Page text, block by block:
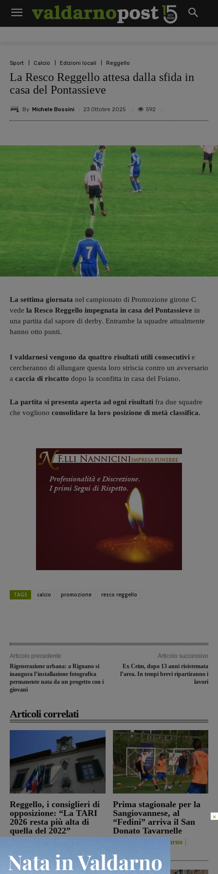
Sport Calcio Edizioni locali Reggello
La Resco Reggello attesa dalla sfida in
casa del Pontassieve
By Michele Bossini 23 Ottobre 2025 592
La settima giornata nel campionato di Promozione girone C
vede la Resco Reggello impegnata in casa del Pontassieve in
una partita dal sapore di derby. Entrambe la squadre attualmente
hanno otto punti.
I valdarnesi vengono da quattro risultati utili consecutivi e
cercheranno di allungare questa loro striscia contro un avversario
a caccia di riscatto dopo la sconfitta in casa del Foiano.
La partita si presenta aperta ad ogni risultati fra due squadre
che vogliono consolidare la loro posizione di metà classifica.
TAGS calcio promozione resco reggello
Articolo precedente
Rigenerazione urbana: a Rignano si
inaugura l’installazione fotografica
permanente nata da un progetto con i
giovani
Articolo successivo
Ex Ceim, dopo 13 anni risistemata
l’area. In tempi brevi ripartiranno i
lavori
Articoli correlati
Reggello, i consiglieri di
opposizione: “La TARI
2026 resta più alta di
quella del 2022”
Prima stagionale per la
Sangiovannese, al
“Fedini” arriva il San
Donato Tavarnelle
San Giovanni Valdarno
×